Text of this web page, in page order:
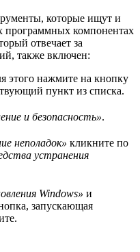
которые ищут и
программных компонентах
отвечает за
также включен:
этого нажмите на кнопку
пункт из списка.
и безопасность».
неполадок» кликните по
устранения
Windows» и
запускающая